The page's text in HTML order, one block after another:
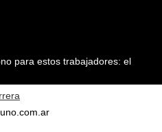
para estos trabajadores: el